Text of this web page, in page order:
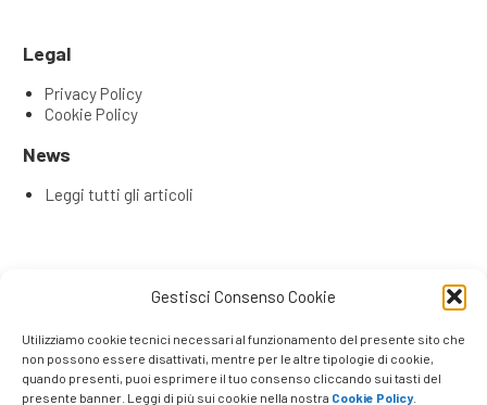
Gestisci Consenso Cookie
Utilizziamo cookie tecnici necessari al funzionamento del presente sito che
non possono essere disattivati, mentre per le altre tipologie di cookie,
quando presenti, puoi esprimere il tuo consenso cliccando sui tasti del
presente banner. Leggi di più sui cookie nella nostra Cookie Policy.
Legal
Privacy Policy
Cookie Policy
News
Leggi tutti gli articoli
commerciale ha bisogno di una Content & Service Room
(CSR)
Remote Seller di Successo: Le 4 Competenze Chiave che